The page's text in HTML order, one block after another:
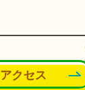
アクセス